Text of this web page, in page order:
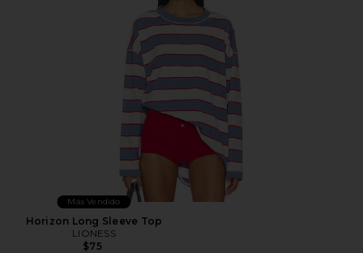
Más Vendido
Horizon Long Sleeve Top
LIONESS
$75